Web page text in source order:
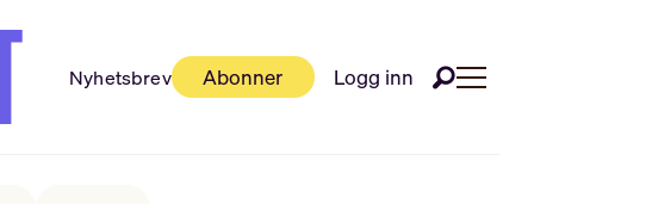
Nyhetsbrev Abonner Logg inn